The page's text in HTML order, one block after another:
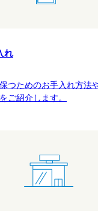
れ
つためのお手入れ方法
ご紹介します。